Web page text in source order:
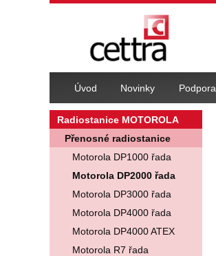
Radiostanice MOTOROLA
Přenosné radiostanice
Motorola DP1000 řada
Motorola DP2000 řada
Motorola DP3000 řada
Motorola DP4000 řada
Motorola DP4000 ATEX
Motorola R7 řada
Navigace
Úvod Novinky Podpora